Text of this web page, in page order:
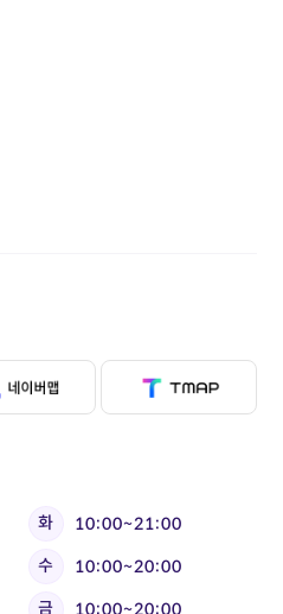
화
10:00~21:00
수
10:00~20:00
금 10:00~20:00